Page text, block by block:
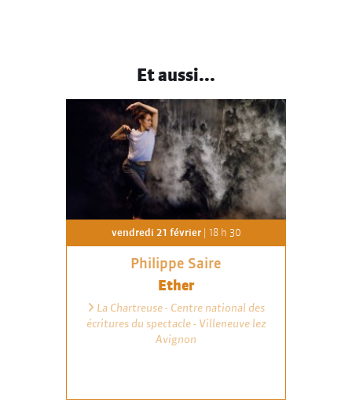
Et aussi...
vendredi 21 février| 18 h 30
Philippe Saire
Ether
La Chartreuse - Centre national des
écritures du spectacle - Villeneuve lez
Avignon